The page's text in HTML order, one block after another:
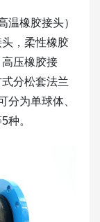
温橡胶接头）
，柔性橡胶
压橡胶接
分松套法兰
分为单球体、
种。